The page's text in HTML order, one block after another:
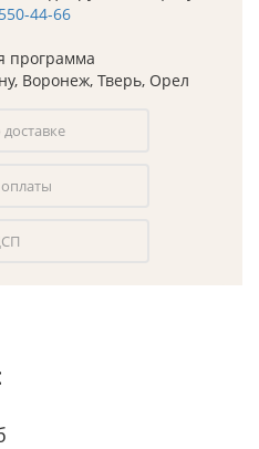
44-66
программа
Воронеж, Тверь, Орел